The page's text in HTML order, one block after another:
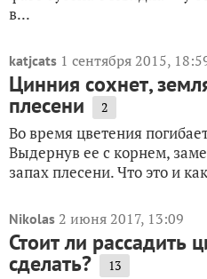
в...
katjcats 1 сентября 2015,
Цинния сохнет,
плесени 2
Во время цветения
Выдернув ее с корнем,
запах плесени. Что это и
Nikolas 2 июня 2017, 13:09
Стоит ли рассадить
сделать? 13